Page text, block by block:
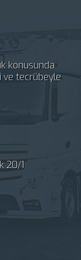
konusunda
ve tecrübeyle
20/1